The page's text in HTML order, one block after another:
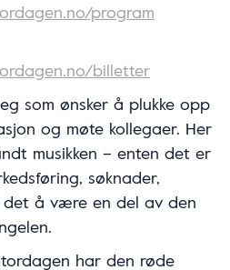
program
billetter
som ønsker å plukke opp
og møte kollegaer. Her
musikken – enten det er
søknader,
å være en del av den
har den røde